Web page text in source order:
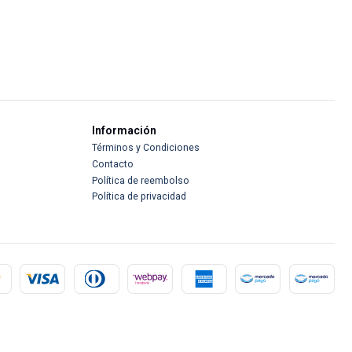
Información
Términos y Condiciones
Contacto
Política de reembolso
Política de privacidad